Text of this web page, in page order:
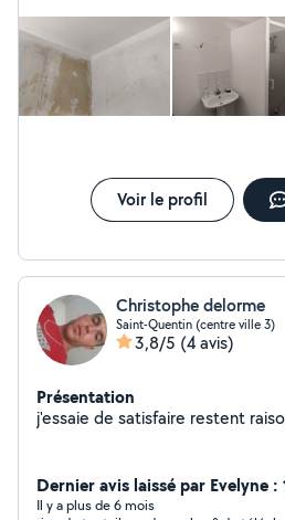
Voir le profil
Christophe delorme
Saint-Quentin (centre ville 3)
3,8/5 (4 avis)
Présentation
j'essaie de satisfaire restent
Dernier avis laissé par Evelyne :
Il y a plus de 6 mois